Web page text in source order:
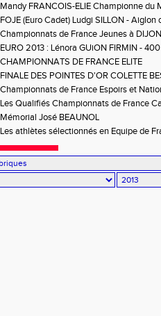
Mandy FRANCOIS-ELIE Championne du
Handisport
FOJE (Euro Cadet) Ludgi SILLON -
et Bronze sur 200m
Championnats de France Jeunes à DIJON
EURO 2013 : Lénora GUiON FIRMIN -
4x400 en Bronze
CHAMPIONNATS DE FRANCE ELITE
FINALE DES POINTES D'OR COLETTE
Championnats de France Espoirs et
Les Qualifiés Championnats de France
Mémorial José BEAUNOL
Les athlètes sélectionnés en Equipe de